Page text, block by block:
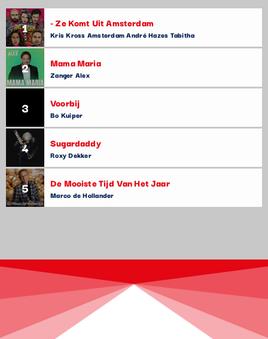
1 - Ze Komt Uit Amsterdam
Kris Kross Amsterdam André Hazes Tabitha
2 Mama Maria
Zanger Alex
3 Voorbij
Bo Kuiper
4 Sugardaddy
Roxy Dekker
5 De Mooiste Tijd Van Het Jaar
Marco de Hollander